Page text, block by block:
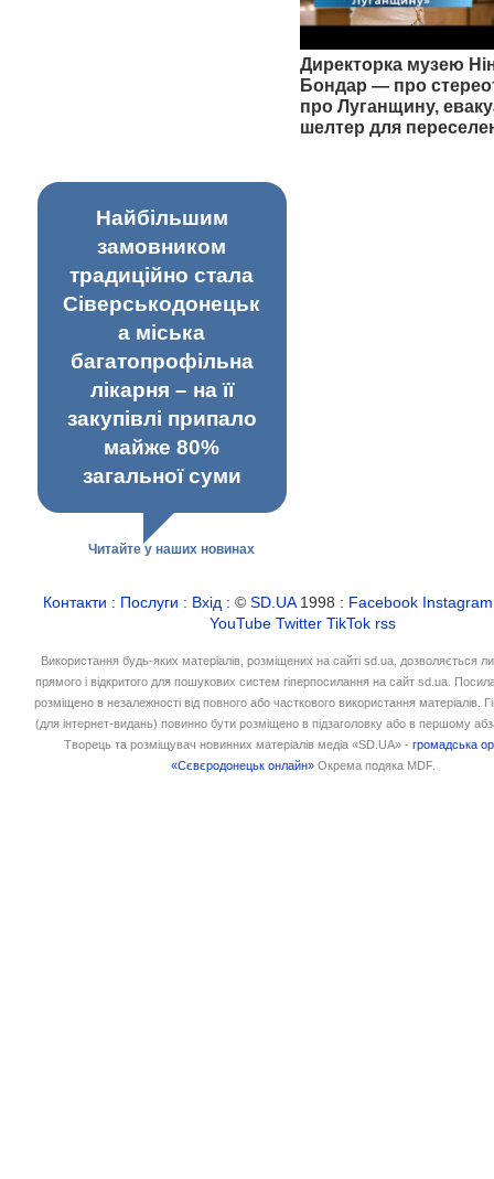
Директорка музею
Бондар — про
про Луганщину,
шелтер для
Найбільшим
замовником
традиційно стала
Сіверськодонецьк
а міська
багатопрофільна
лікарня – на її
закупівлі припало
майже 80%
загальної суми
Читайте у наших новинах
Контакти : Послуги : Вхід : ©SD.UA1998 : Facebook Instagram
YouTube Twitter TikTok rss
Використання будь-яких матеріалів, розміщених на сайті sd.ua, дозволяється
прямого і відкритого для пошукових систем гіперпосилання на сайт sd.ua.
розміщено в незалежності від повного або часткового використання матеріалів.
(для інтернет-видань) повинно бути розміщено в підзаголовку або в першому
Творець та розміщувач новинних матеріалів медіа «SD.UA» -громадська
«Сєвєродонецьк онлайн» Окрема подяка MDF.